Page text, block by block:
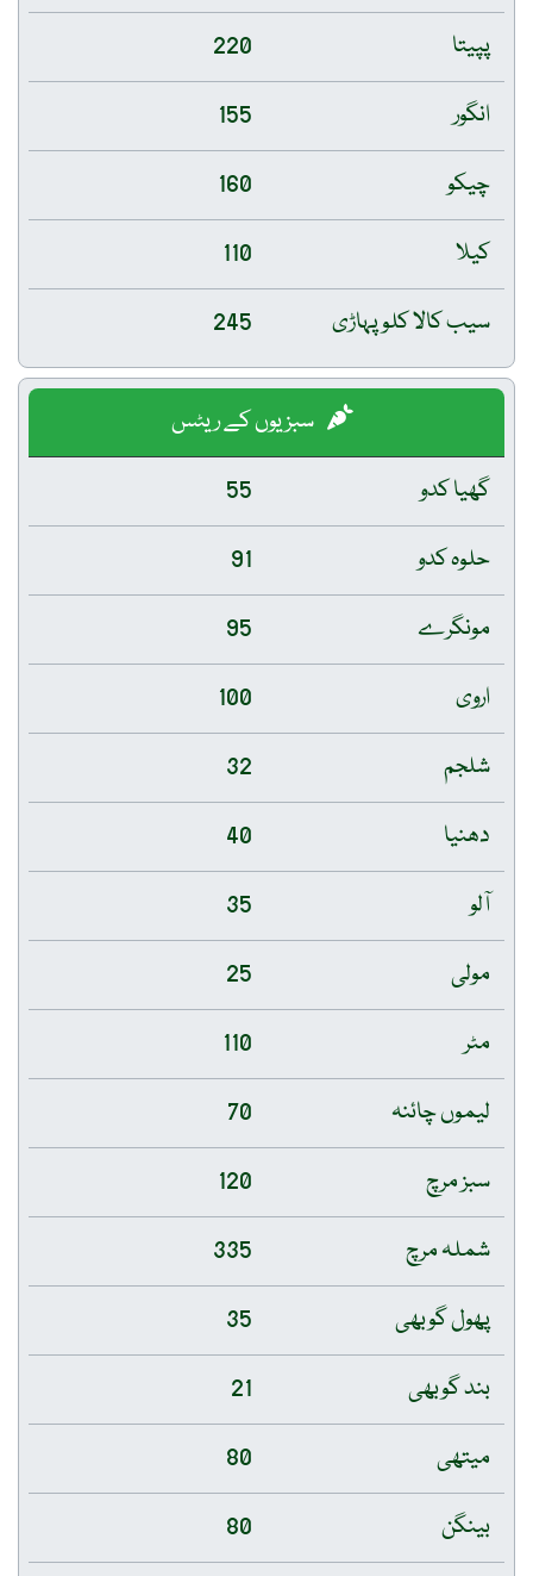
پپیتا
220
انگور
155
چیکو
160
کیلا
110
سیب کالا کلو پہاڑی
245
سبزیوں کے ریٹس
گھیا کدو
55
حلوہ کدو
91
مونگرے
95
اروی
100
شلجم
32
دھنیا
40
آلو
35
مولی
25
مٹر
110
لیموں چائنہ
70
سبز مرچ
120
شملہ مرچ
335
پھول گوبھی
35
بند گوبھی
21
میتھی
80
بینگن
80